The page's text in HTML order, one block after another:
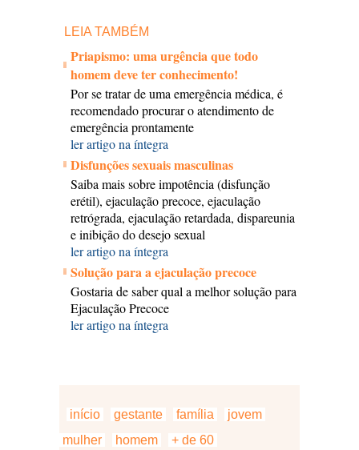
LEIA TAMBÉM
Priapismo: uma urgência que todo
homem deve ter conhecimento!
Por se tratar de uma emergência médica, é
recomendado procurar o atendimento de
emergência prontamente
ler artigo na íntegra
Disfunções sexuais masculinas
Saiba mais sobre impotência (disfunção
erétil), ejaculação precoce, ejaculação
retrógrada, ejaculação retardada, dispareunia
e inibição do desejo sexual
ler artigo na íntegra
Solução para a ejaculação precoce
Gostaria de saber qual a melhor solução para
Ejaculação Precoce
ler artigo na íntegra
início gestante família
jovem
mulher
homem + de 60